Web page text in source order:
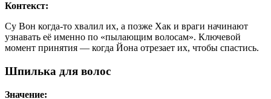
Контекст:
Су Вон когда-то хвалил их, а позже Хак и враги начинают
узнавать её именно по «пылающим волосам». Ключевой
момент принятия — когда Йона отрезает их, чтобы спастись.
Шпилька для волос
Значение: